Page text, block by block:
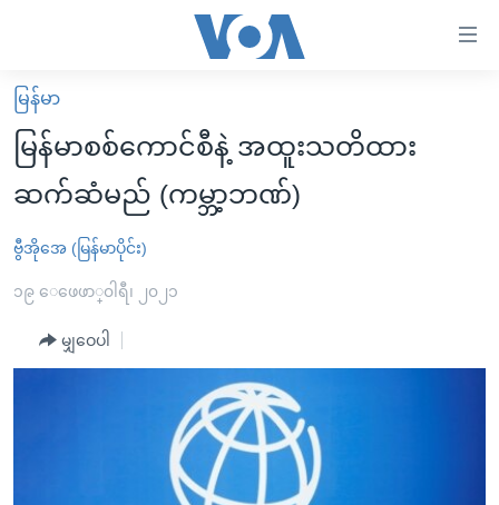
လွယ်ကူ
စေ
များ
ပင်မ
မူလစာမျက်နှာ
မြန်မာ
ကမ္ဘာ့သတင်းများ
နိုင်ငံတကာ
အစ္စရေး-ပါလက်စတိုင်း
ဗွီဒီယို
သတင်းလွတ်လပ်ခွင့်
အင်္ဂလိပ်စာလေ့လာမယ်
မကြေးမုံရဲ့ အင်္ဂလိပ်စာ
ရုပ်ရှင်ထဲက အင်္ဂလိပ်စာ
ရေဒီယိုနှင့်ရုပ်သံ အချက်အလက်များ
ရေဒီယို/တီဗွီအစီအစဉ်
မြန်မာ
မြန်မာစစ်ကောင်စီနဲ့ အထူးသတိထား
ဆက်ဆံမည် (ကမ္ဘာ့ဘဏ်)
ဗွီအိုအေ (မြန်မာပိုင်း)
၁၉ ေဖေဖာ္၀ါရီ၊ ၂၀၂၁
မျှဝေပါ